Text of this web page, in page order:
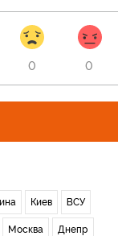
0 0
Киев ВСУ
Москва Днепр